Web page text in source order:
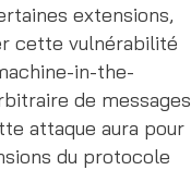
extensions,
cette vulnérabilité
in-the-
de messages
attaque aura pour
du protocole